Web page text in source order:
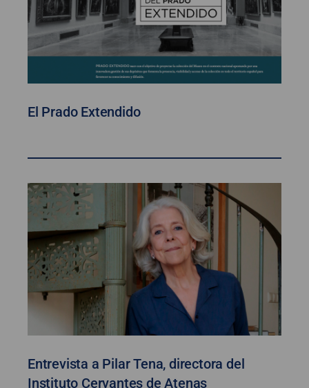
El Prado Extendido
Entrevista a Pilar Tena, directora del
Instituto Cervantes de Atenas